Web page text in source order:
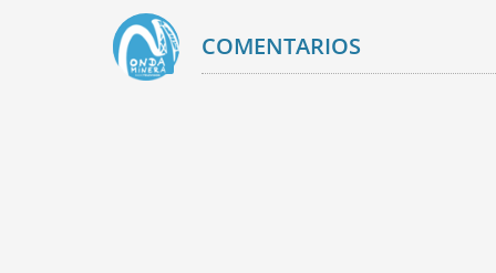
COMENTARIOS